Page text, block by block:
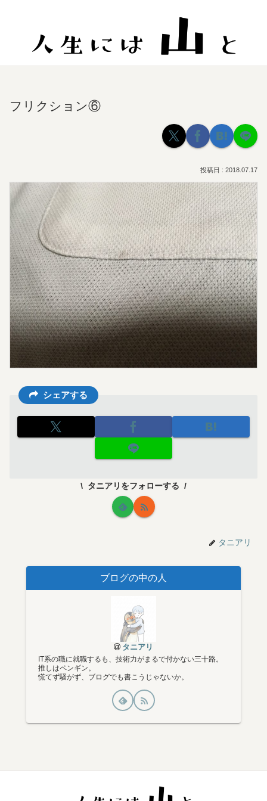
フリクション⑥
2018.07.17
シェアする
タニアリをフォローする
タニアリ
ブログの中の人
タニアリ
IT系の職に就職するも、技術力がまるで付かない三十路。
推しはペンギン。
慌てず騒がず、ブログでも書こうじゃないか。